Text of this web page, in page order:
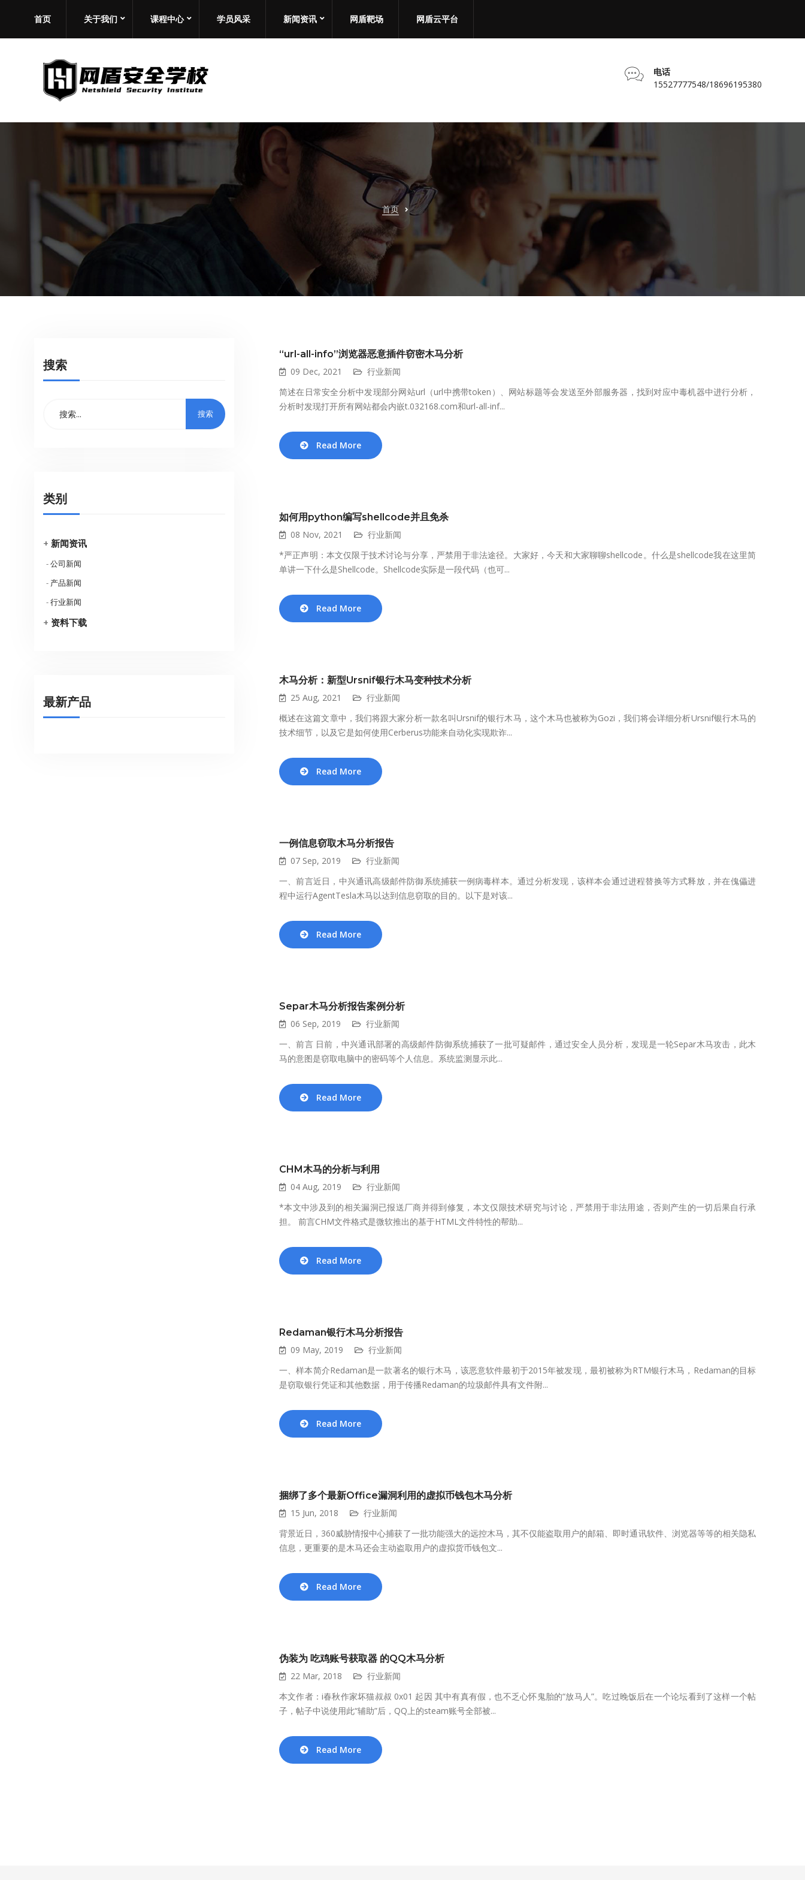
首页 关于我们 课程中心 学员风采 新闻资讯 网盾靶场 网盾云平台
电话
15527777548/18696195380
首页
“url-all-info”浏览器恶意插件窃密木马分析
09 Dec, 2021
行业新闻
简述在日常安全分析中发现部分网站url（url中携带token）、网站标题等会发送至外部服务器，找到对应中毒机器中进行分析，
分析时发现打开所有网站都会内嵌t.032168.com和url-all-inf...
Read More
如何用python编写shellcode并且免杀
08 Nov, 2021
行业新闻
*严正声明：本文仅限于技术讨论与分享，严禁用于非法途径。大家好，今天和大家聊聊shellcode。什么是shellcode我在这里简
单讲一下什么是Shellcode。Shellcode实际是一段代码（也可...
Read More
木马分析：新型Ursnif银行木马变种技术分析
25 Aug, 2021
行业新闻
概述在这篇文章中，我们将跟大家分析一款名叫Ursnif的银行木马，这个木马也被称为Gozi，我们将会详细分析Ursnif银行木马的
技术细节，以及它是如何使用Cerberus功能来自动化实现欺诈...
Read More
一例信息窃取木马分析报告
07 Sep, 2019
行业新闻
一、前言近日，中兴通讯高级邮件防御系统捕获一例病毒样本。通过分析发现，该样本会通过进程替换等方式释放，并在傀儡进
程中运行AgentTesla木马以达到信息窃取的目的。以下是对该...
Read More
Separ木马分析报告案例分析
06 Sep, 2019
行业新闻
一、前言 日前，中兴通讯部署的高级邮件防御系统捕获了一批可疑邮件，通过安全人员分析，发现是一轮Separ木马攻击，此木
马的意图是窃取电脑中的密码等个人信息。系统监测显示此...
Read More
CHM木马的分析与利用
04 Aug, 2019
行业新闻
*本文中涉及到的相关漏洞已报送厂商并得到修复，本文仅限技术研究与讨论，严禁用于非法用途，否则产生的一切后果自行承
担。 前言CHM文件格式是微软推出的基于HTML文件特性的帮助...
Read More
Redaman银行木马分析报告
09 May, 2019
行业新闻
一、样本简介Redaman是一款著名的银行木马，该恶意软件最初于2015年被发现，最初被称为RTM银行木马，Redaman的目标
是窃取银行凭证和其他数据，用于传播Redaman的垃圾邮件具有文件附...
Read More
捆绑了多个最新Office漏洞利用的虚拟币钱包木马分析
15 Jun, 2018
行业新闻
背景近日，360威胁情报中心捕获了一批功能强大的远控木马，其不仅能盗取用户的邮箱、即时通讯软件、浏览器等等的相关隐私
信息，更重要的是木马还会主动盗取用户的虚拟货币钱包文...
Read More
伪装为 吃鸡账号获取器 的QQ木马分析
22 Mar, 2018
行业新闻
本文作者：i春秋作家坏猫叔叔 0x01 起因 其中有真有假，也不乏心怀鬼胎的“放马人”。吃过晚饭后在一个论坛看到了这样一个帖
子，帖子中说使用此“辅助”后，QQ上的steam账号全部被...
Read More
搜索
类别
+ 新闻资讯
-公司新闻
- 产品新闻
-行业新闻
+ 资料下载
最新产品